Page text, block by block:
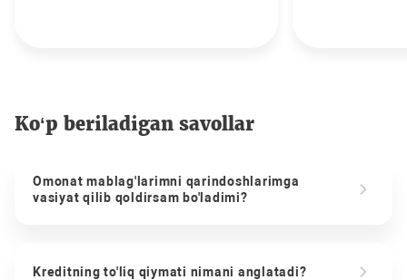
Ko‘p beriladigan savollar
Omonat mablag'larimni qarindoshlarimga
vasiyat qilib qoldirsam bo'ladimi?
Kreditning to'liq qiymati nimani anglatadi?